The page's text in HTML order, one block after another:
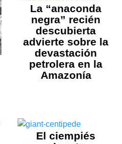
La “anaconda
negra” recién
descubierta
advierte sobre la
devastación
petrolera en la
Amazonía
El ciempiés